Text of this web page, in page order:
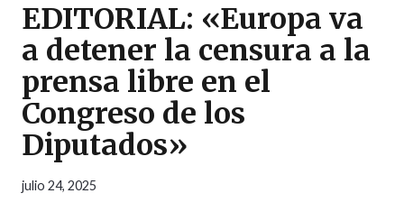
EDITORIAL: «Europa va
a detener la censura a la
prensa libre en el
Congreso de los
Diputados»
julio 24, 2025